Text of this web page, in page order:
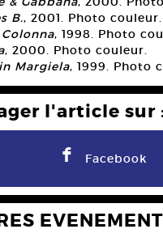
B., 2001. Photo couleur.
, 1998. Photo
, 2000. Photo couleur.
Margiela, 1999. Photo
l'article sur
F Facebook